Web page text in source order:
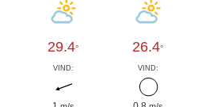
29.4°
VIND:
26.4°
VIND: